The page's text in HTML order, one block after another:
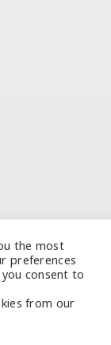
the most
preferences
you consent to
from our